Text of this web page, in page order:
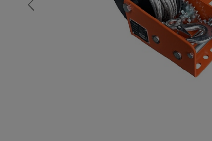
Техника для склада
Тачки строительные и садовые
Лестницы и стремянки
Штукатурные комплекты